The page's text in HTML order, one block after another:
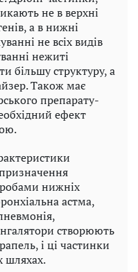
не в верхні
а в нижні
не всіх видів
нежиті
більшу структуру, а
Також має
препарату-
ефект
нижніх
астма,
створюють
і ці частинки
шляхах.